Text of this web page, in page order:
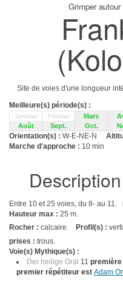
Grimper
Site de voies d'une longueur
Meilleure(s) période(s) :
Janvier Février Mars
Août
Sept. Oct.
Orientation(s) : W-E-NE-N
Marche d'approche : 10 min
Entre 10 et 25 voies, du 8- au 11.
Hauteur max : 25 m.
Rocher : calcaire. Profil(s) :
prises : trous.
Voie(s) Mythique(s) :
Der heilige Gral 11
premier répétiteur est Adam